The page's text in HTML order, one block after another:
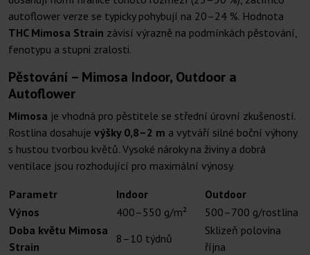
autoflower verze se typicky pohybují na 20–24 %. Hodnota
THC Mimosa Strain závisí výrazně na podmínkách pěstování,
fenotypu a stupni zralosti.
Pěstování – Mimosa Indoor, Outdoor a
Autoflower
Mimosa je vhodná pro pěstitele se střední úrovní zkušeností.
Rostlina dosahuje výšky 0,8–2 m a vytváří silné boční výhony
s hustou tvorbou květů. Vysoké nároky na živiny a dobrá
ventilace jsou rozhodující pro maximální výnosy.
Parametr Indoor
Outdoor
Výnos
400–550 g/m²
500–700 g/rostlina
Doba květu Mimosa
Strain
8–10 týdnů
Sklizeň polovina
října